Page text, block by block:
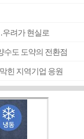
우려가 현실로
수도 도약의 전환점
힌 지역기업 응원